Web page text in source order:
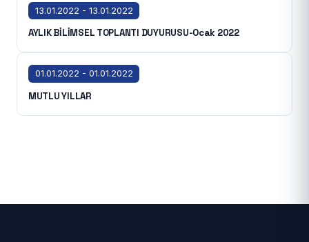
13.01.2022 - 13.01.2022
AYLIK BİLİMSEL TOPLANTI DUYURUSU-Ocak 2022
01.01.2022 - 01.01.2022
MUTLU YILLAR